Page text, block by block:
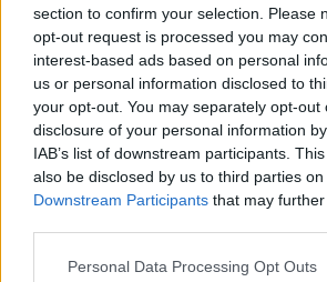
section to confirm your selection. Please
opt-out request is processed you may
interest-based ads based on personal
us or personal information disclosed to
your opt-out. You may separately opt-out
disclosure of your personal information
IAB’s list of downstream participants.
also be disclosed by us to third parties on
Downstream Participants that may
Personal Data Processing Opt Outs
Total venituri în 2022: 384.817 de lei
euro,la cursul de azi).
Asta înseamnă32.068 de lei (6.525
pe lună.
Soția sa lucrează la
PNL-istului Boloș